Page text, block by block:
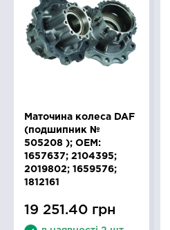
Маточина колеса DAF
(подшипник №
505208 ); OEM:
1657637; 2104395;
2019802; 1659576;
1812161
19 251.40 грн